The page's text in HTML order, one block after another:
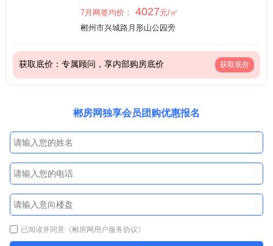
7月网签均价： 4027元/㎡
郴州市兴城路月形山公园旁
获取底价：专属顾问，享内部购房底价 获取底价
郴房网独享会员团购优惠报名
已阅读并同意 《郴房网用户服务协议》